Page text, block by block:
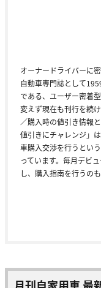
オーナードライバーに
自動車専門誌として
である、ユーザー密着
変えず現在も刊行を続
／購入時の値引き情報
値引きにチャレンジ」
車購入交渉を行うとい
っています。毎月デビ
し、購入指南を行うの